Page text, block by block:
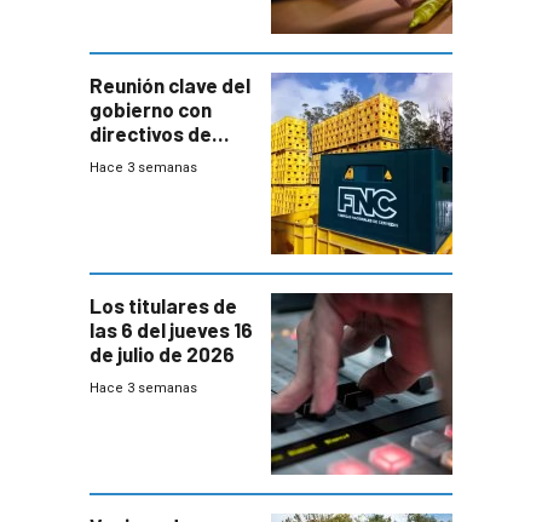
Reunión clave del
gobierno con
directivos de
Fábricas
Hace 3 semanas
Los titulares de
las 6 del jueves 16
de julio de 2026
Hace 3 semanas